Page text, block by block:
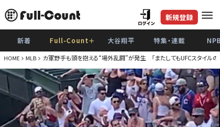
新規登録
新着 Full-Count＋ 大谷翔平 特集・連載
HOME MLB カ軍野手も頭を抱える“場外乱闘”が発生 「またしてもUFCスタイルの